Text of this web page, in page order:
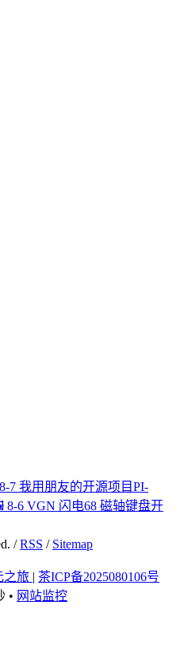
8-7 我用朋友的开源项目PI-
8-6 VGN 闪电68 磁轴键盘开
/RSS / Sitemap
之旅 | 茶ICP备2025080106号
• 网站监控